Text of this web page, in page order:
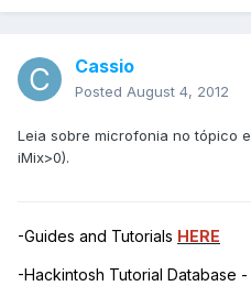
Cassio
Posted August 4, 2012
Leia sobre microfonia no tópico
iMix>0).
-Guides and Tutorials HERE
-Hackintosh Tutorial Database -